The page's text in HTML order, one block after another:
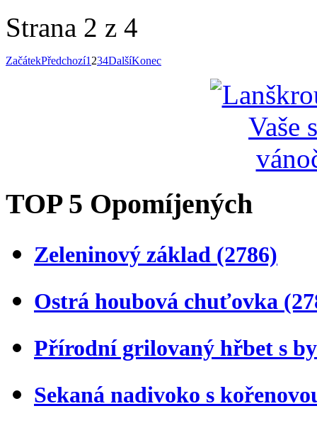
Strana 2 z 4
ZačátekPředchozí1 234DalšíKonec
TOP 5 Opomíjených
Zeleninový základ (2786)
Ostrá houbová chuťovka
Přírodní grilovaný hřbet s
Sekaná nadivoko s